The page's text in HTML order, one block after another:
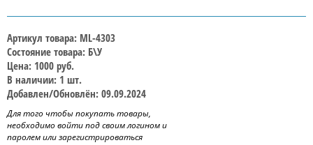
Артикул товара: ML-4303
Состояние товара: Б\У
Цена: 1000 руб.
В наличии: 1 шт.
Добавлен/Обновлён: 09.09.2024
Для того чтобы покупать товары,
необходимо войти под своим логином и
паролем или зарегистрироваться